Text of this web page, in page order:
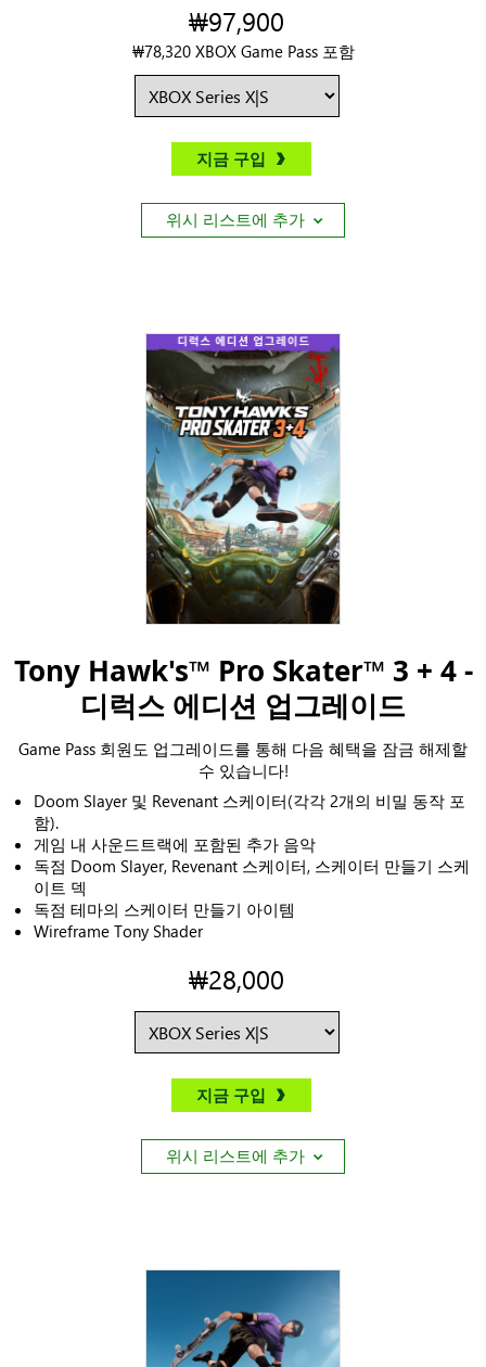
₩97,900
₩78,320 XBOX Game Pass 포함
지금 구입
위시 리스트에 추가
Tony Hawk's™ Pro Skater™ 3 + 4 -
디럭스 에디션 업그레이드
Game Pass 회원도 업그레이드를 통해 다음 혜택을 잠금 해제할
수 있습니다!
Doom Slayer 및 Revenant 스케이터(각각 2개의 비밀 동작 포
함).
게임 내 사운드트랙에 포함된 추가 음악
독점 Doom Slayer, Revenant 스케이터, 스케이터 만들기 스케
이트 덱
독점 테마의 스케이터 만들기 아이템
Wireframe Tony Shader
₩28,000
지금 구입
위시 리스트에 추가